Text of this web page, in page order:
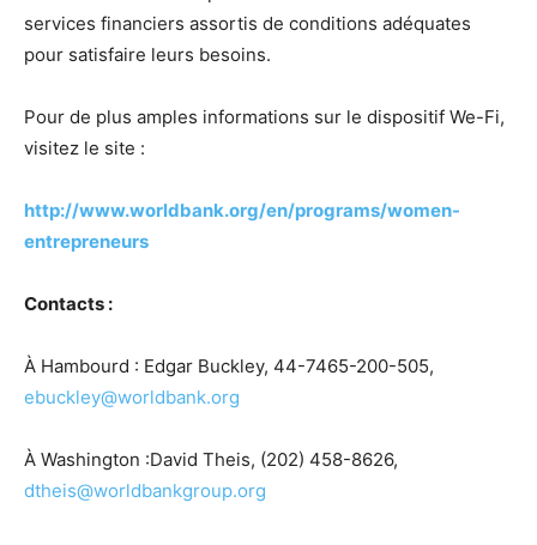
services financiers assortis de conditions adéquates
pour satisfaire leurs besoins.
Pour de plus amples informations sur le dispositif We-Fi,
visitez le site :
http://www.worldbank.org/en/programs/women-
entrepreneurs
Contacts :
À Hambourd : Edgar Buckley, 44-7465-200-505,
ebuckley@worldbank.org
À Washington :David Theis, (202) 458-8626,
dtheis@worldbankgroup.org